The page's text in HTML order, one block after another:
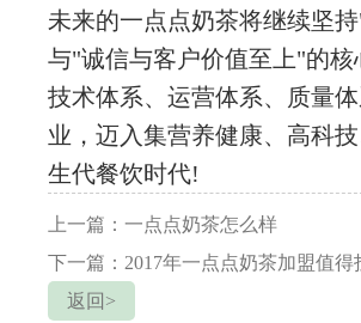
未来的一点点奶茶将继续坚
与"诚信与客户价值至上"的
技术体系、运营体系、质量
业，迈入集营养健康、高科
生代餐饮时代!
上一篇：一点点奶茶怎么样
下一篇：2017年一点点奶茶加盟值得
返回>